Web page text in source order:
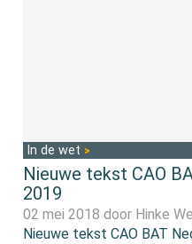
In de wet
Nieuwe tekst CAO
2019
02 mei 2018 door Hinke
Nieuwe tekst CAO BAT